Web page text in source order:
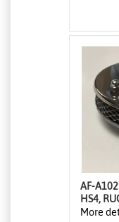
AF-
HS4,
More